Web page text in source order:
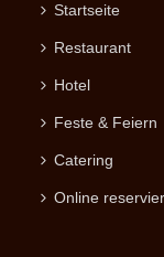
Startseite
Restaurant
Hotel
Feste & Feiern
Catering
Online